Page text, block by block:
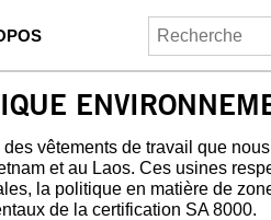
des vêtements de travail que
et au Laos. Ces usines
la politique en matière de
de la certification SA 8000.